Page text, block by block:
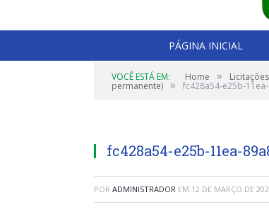
PÁGINA INICIAL
VOCÊ ESTÁ EM: Home » Licitações
permanente) » fc428a54-e25b-
fc428a54-e25b-11ea-
POR ADMINISTRADOR EM 12 DE MARÇO DE